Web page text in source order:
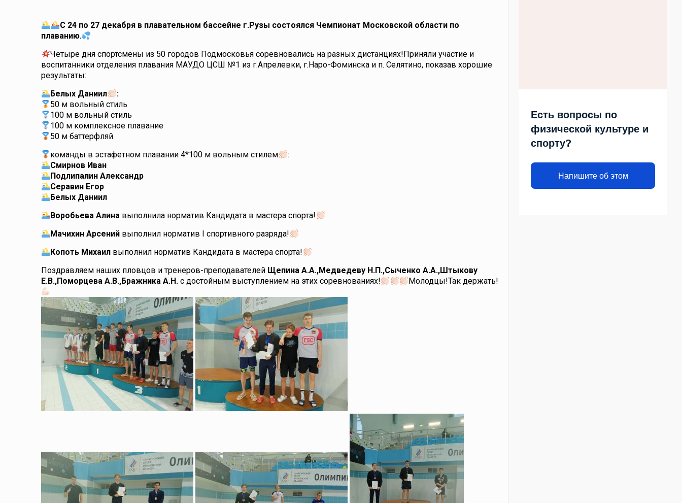
С 24 по 27 декабря в плавательном бассейне г.Рузы состоялся Чемпионат Московской области по
плаванию.
Четыре дня спортсмены из 50 городов Подмосковья соревновались на разных дистанциях!Приняли участие и
воспитанники отделения плавания МАУДО ЦСШ №1 из г.Апрелевки, г.Наро-Фоминска и п. Селятино, показав хорошие
результаты:
Белых Даниил
:
50 м вольный стиль
100 м вольный стиль
100 м комплексное плавание
50 м баттерфляй
команды в эстафетном плавании 4*100 м вольным стилем
:
Смирнов Иван
Подлипалин Александр
Серавин Егор
Белых Даниил
Воробьева Алина выполнила норматив Кандидата в мастера спорта!
Мачихин Арсений выполнил норматив I спортивного разряда!
Копоть Михаил выполнил норматив Кандидата в мастера спорта!
Поздравляем наших пловцов и тренеров-преподавателей Щепина А.А.,Медведеву Н.П.,Сыченко А.А.,Штыкову
Е.В.,Поморцева А.В.,Бражника А.Н. с достойным выступлением на этих соревнованиях! Молодцы!Так держать!
Есть вопросы по
физической культуре и
спорту?
Напишите об этом